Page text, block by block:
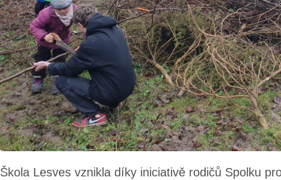
Škola Lesves vznikla díky iniciativě rodičů Spolku